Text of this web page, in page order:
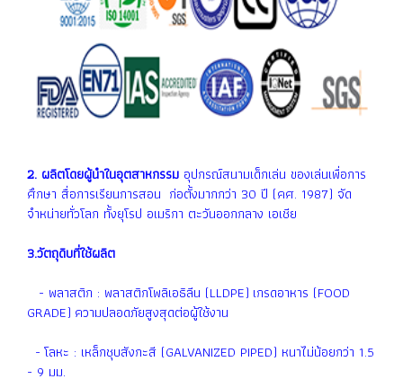
2. ผลิตโดยผู้นำในอุตสาหกรรม อุปกรณ์สนามเด็กเล่น ของเล่นเพื่อการ
ศึกษา สื่อการเรียนการสอน ก่อตั้งมากกว่า 30 ปี (คศ. 1987) จัด
จำหน่ายทั่วโลก ทั้งยุโรป อเมริกา ตะวันออกกลาง เอเชีย
3.วัตถุดิบที่ใช้ผลิต
- พลาสติก : พลาสติกโพลิเอธิลีน (LLDPE) เกรดอาหาร (FOOD
GRADE) ความปลอดภัยสูงสุดต่อผู้ใช้งาน
- โลหะ : เหล็กชุบสังกะสี (GALVANIZED PIPED) หนาไม่น้อยกว่า 1.5
- 9 มม.